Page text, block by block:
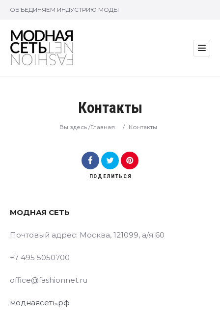
ОБЪЕДИНЯЕМ ИНДУСТРИЮ МОДЫ
Контакты
Вы здесь /Главная / Контакты
ПОДЕЛИТЬСЯ
МОДНАЯ СЕТЬ
Почтовый адрес: Москва, 121099, а/я 60
+7 495 5050700
office@fashionnet.ru
моднаясеть.рф